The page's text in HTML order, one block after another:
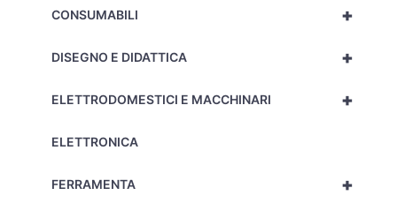
+
CONSUMABILI
+
DISEGNO E DIDATTICA
+
ELETTRODOMESTICI E MACCHINARI
ELETTRONICA
+
FERRAMENTA